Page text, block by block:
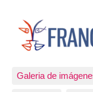
Galeria de